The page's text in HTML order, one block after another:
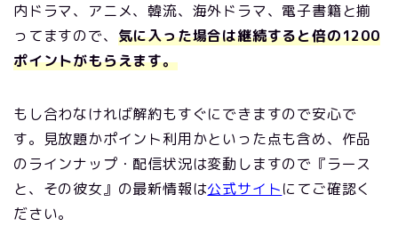
内ドラマ、アニメ、韓流、海外ドラマ、電子書籍と揃
ってますので、 気に入った場合は継続すると倍の1200
ポイントがもらえます。
もし合わなければ解約もすぐにできますので安心で
す。見放題かポイント利用かといった点も含め、作品
のラインナップ・配信状況は変動しますので『ラース
と、その彼女』の最新情報は公式サイトにてご確認く
ださい。